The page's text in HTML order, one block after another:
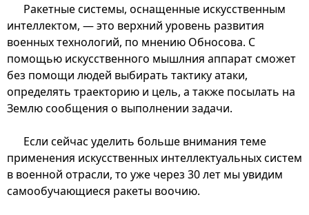
Ракетные системы, оснащенные искусственным
интеллектом, — это верхний уровень развития
военных технологий, по мнению Обносова. С
помощью искусственного мышлния аппарат сможет
без помощи людей выбирать тактику атаки,
определять траекторию и цель, а также посылать на
Землю сообщения о выполнении задачи.
Если сейчас уделить больше внимания теме
применения искусственных интеллектуальных систем
в военной отрасли, то уже через 30 лет мы увидим
самообучающиеся ракеты воочию.